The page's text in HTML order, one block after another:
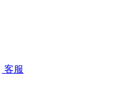
客服